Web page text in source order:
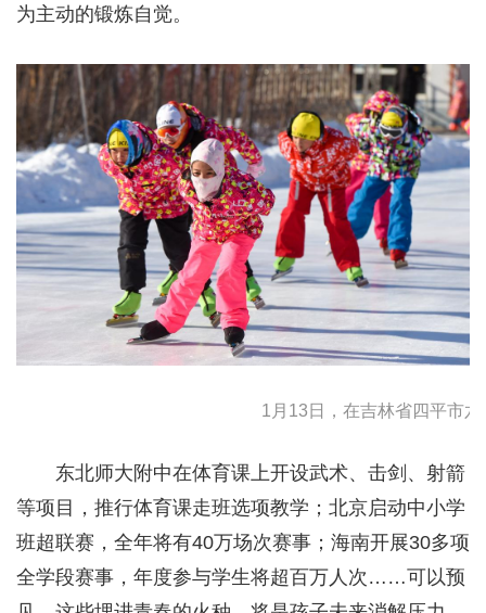
为主动的锻炼自觉。
1月13日，在吉林省四平市六
东北师大附中在体育课上开设武术、击剑、射箭
等项目，推行体育课走班选项教学；北京启动中小学
班超联赛，全年将有40万场次赛事；海南开展30多项
全学段赛事，年度参与学生将超百万人次……可以预